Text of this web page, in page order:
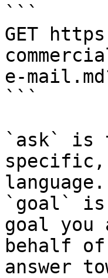
```
GET
e-
```
`ask` is
language.
`goal` is
goal
behalf
answer